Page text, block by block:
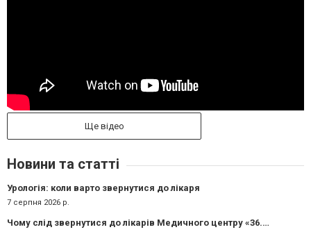
Ще відео
Новини та статті
Урологія: коли варто звернутися до лікаря
7 серпня 2026 р.
Чому слід звернутися до лікарів Медичного центру «36.6»: